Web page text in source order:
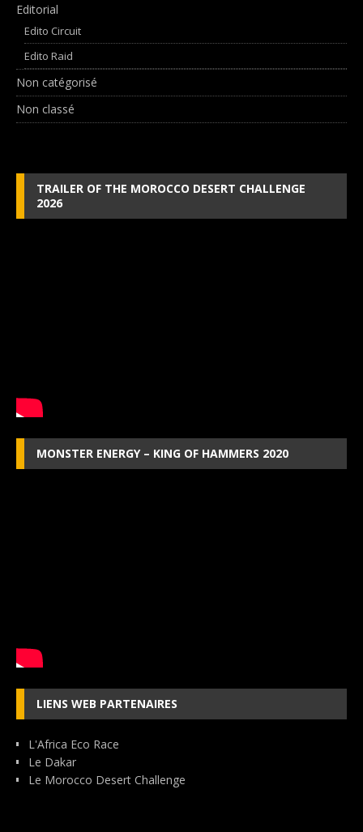
Editorial
Edito Circuit
Edito Raid
Non catégorisé
Non classé
TRAILER OF THE MOROCCO DESERT CHALLENGE
2026
MONSTER ENERGY – KING OF HAMMERS 2020
LIENS WEB PARTENAIRES
L'Africa Eco Race
Le Dakar
Le Morocco Desert Challenge